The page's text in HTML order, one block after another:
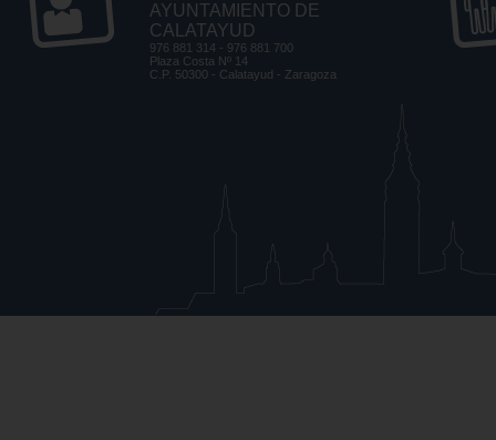
AYUNTAMIENTO DE
CALATAYUD
976 881 314 - 976 881 700
Plaza Costa Nº 14
C.P. 50300 - Calatayud - Zaragoza